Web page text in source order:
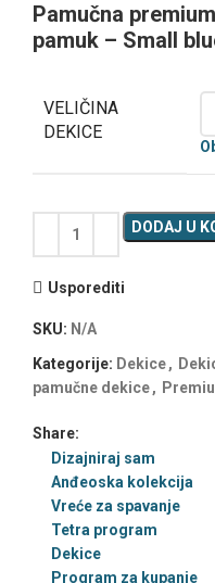
Pamučna
pamuk – Small
VELIČINA
DEKICE
DODAJ U
Usporediti
SKU: N/A
Kategorije: Dekice,
pamučne dekice,
Share:
Dizajniraj sam
Anđeoska kolekcija
Vreće za spavanje
Tetra program
Dekice
Program za kupanje